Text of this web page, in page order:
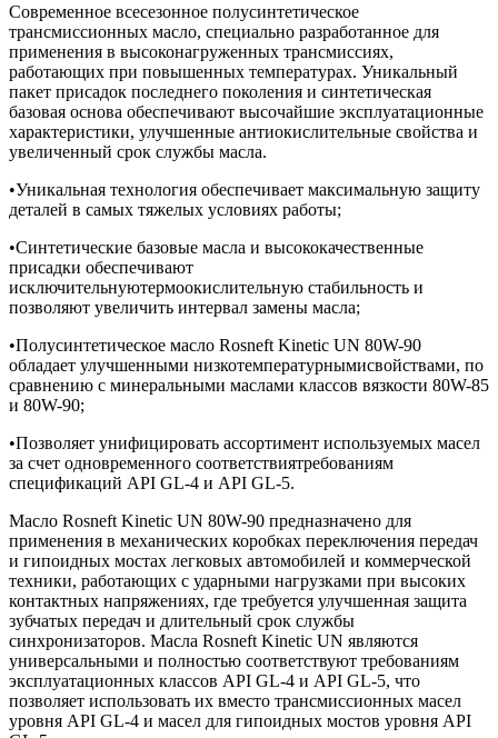
Современное всесезонное полусинтетическое
трансмиссионных масло, специально разработанное для
применения в высоконагруженных трансмиссиях,
работающих при повышенных температурах. Уникальный
пакет присадок последнего поколения и синтетическая
базовая основа обеспечивают высочайшие эксплуатационные
характеристики, улучшенные антиокислительные свойства и
увеличенный срок службы масла.
•Уникальная технология обеспечивает максимальную защиту
деталей в самых тяжелых условиях работы;
•Синтетические базовые масла и высококачественные
присадки обеспечивают
исключительнуютермоокислительную стабильность и
позволяют увеличить интервал замены масла;
•Полусинтетическое масло Rosneft Kinetic UN 80W-90
обладает улучшенными низкотемпературнымисвойствами, по
сравнению с минеральными маслами классов вязкости 80W-85
и 80W-90;
•Позволяет унифицировать ассортимент используемых масел
за счет одновременного соответствиятребованиям
спецификаций API GL-4 и API GL-5.
Масло Rosneft Kinetic UN 80W-90 предназначено для
применения в механических коробках переключения передач
и гипоидных мостах легковых автомобилей и коммерческой
техники, работающих с ударными нагрузками при высоких
контактных напряжениях, где требуется улучшенная защита
зубчатых передач и длительный срок службы
синхронизаторов. Масла Rosneft Kinetic UN являются
универсальными и полностью соответствуют требованиям
эксплуатационных классов API GL-4 и API GL-5, что
позволяет использовать их вместо трансмиссионных масел
уровня API GL-4 и масел для гипоидных мостов уровня API